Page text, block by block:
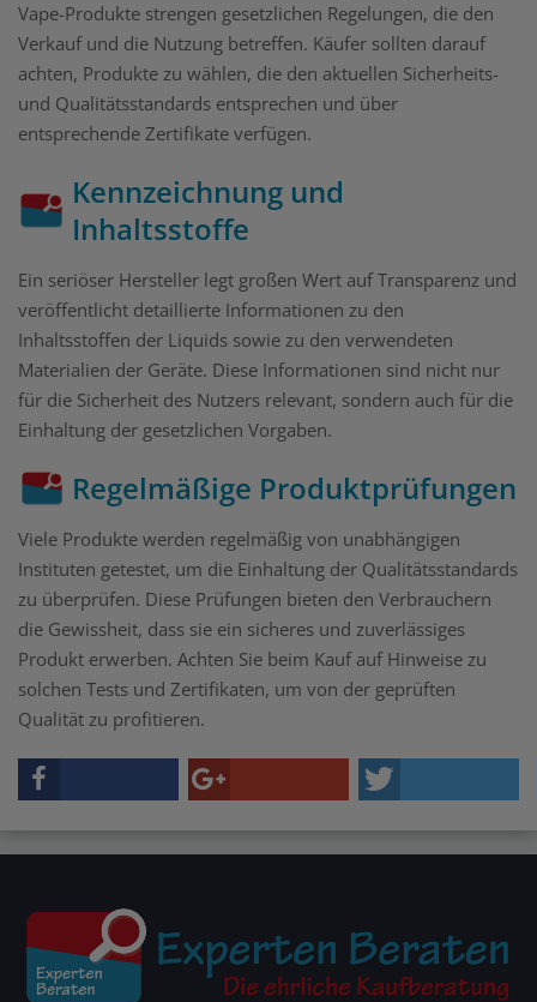
Vape-Produkte strengen gesetzlichen Regelungen, die den
Verkauf und die Nutzung betreffen. Käufer sollten darauf
achten, Produkte zu wählen, die den aktuellen Sicherheits-
und Qualitätsstandards entsprechen und über
entsprechende Zertifikate verfügen.
Kennzeichnung und
Inhaltsstoffe
Ein seriöser Hersteller legt großen Wert auf Transparenz und
veröffentlicht detaillierte Informationen zu den
Inhaltsstoffen der Liquids sowie zu den verwendeten
Materialien der Geräte. Diese Informationen sind nicht nur
für die Sicherheit des Nutzers relevant, sondern auch für die
Einhaltung der gesetzlichen Vorgaben.
Regelmäßige Produktprüfungen
Viele Produkte werden regelmäßig von unabhängigen
Instituten getestet, um die Einhaltung der Qualitätsstandards
zu überprüfen. Diese Prüfungen bieten den Verbrauchern
die Gewissheit, dass sie ein sicheres und zuverlässiges
Produkt erwerben. Achten Sie beim Kauf auf Hinweise zu
solchen Tests und Zertifikaten, um von der geprüften
Qualität zu profitieren.